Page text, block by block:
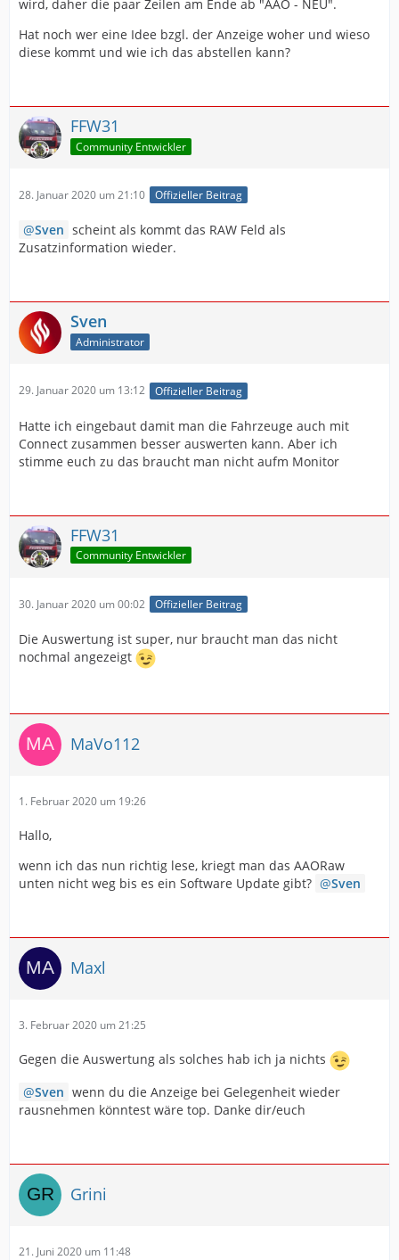
wird, daher die paar Zeilen am Ende ab "AAO - NEU".
Hat noch wer eine Idee bzgl. der Anzeige woher und wieso
diese kommt und wie ich das abstellen kann?
FFW31
Community Entwickler
28. Januar 2020 um 21:10 Offizieller Beitrag
Sven scheint als kommt das RAW Feld als
Zusatzinformation wieder.
Sven
Administrator
29. Januar 2020 um 13:12 Offizieller Beitrag
Hatte ich eingebaut damit man die Fahrzeuge auch mit
Connect zusammen besser auswerten kann. Aber ich
stimme euch zu das braucht man nicht aufm Monitor
FFW31
Community Entwickler
30. Januar 2020 um 00:02 Offizieller Beitrag
Die Auswertung ist super, nur braucht man das nicht
nochmal angezeigt
MaVo112
1. Februar 2020 um 19:26
Hallo,
wenn ich das nun richtig lese, kriegt man das AAORaw
unten nicht weg bis es ein Software Update gibt?
Sven
Maxl
3. Februar 2020 um 21:25
Gegen die Auswertung als solches hab ich ja nichts
Sven wenn du die Anzeige bei Gelegenheit wieder
rausnehmen könntest wäre top. Danke dir/euch
Grini
21. Juni 2020 um 11:48